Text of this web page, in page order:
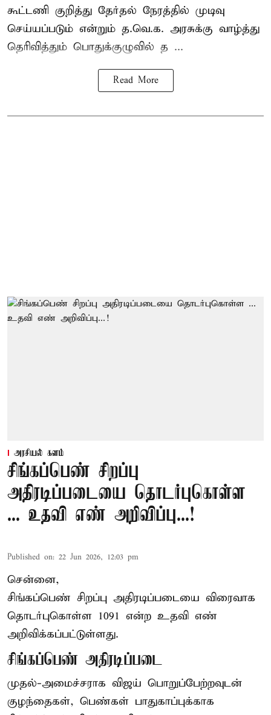
கூட்டணி குறித்து தேர்தல் நேரத்தில் முடிவு
செய்யப்படும் என்றும் த.வெ.க. அரசுக்கு வாழ்த்து
தெரிவித்தும் பொதுக்குழுவில் த ...
Read More
அரசியல் களம்
சிங்கப்பெண் சிறப்பு
அதிரடிப்படையை தொடர்புகொள்ள
... உதவி எண் அறிவிப்பு...!
Published on: 22 Jun 2026, 12:03 pm
சென்னை,
சிங்கப்பெண் சிறப்பு அதிரடிப்படையை விரைவாக
தொடர்புகொள்ள 1091 என்ற உதவி எண்
அறிவிக்கப்பட்டுள்ளது.
சிங்கப்பெண் அதிரடிப்படை
முதல்-அமைச்சராக விஜய் பொறுப்பேற்றவுடன்
குழந்தைகள், பெண்கள் பாதுகாப்புக்காக